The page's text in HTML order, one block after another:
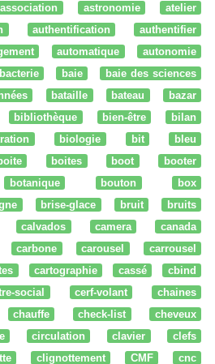
association astronomie
atelier
authentification
authentifier
automatique
autonomie
bacterie baie
baie des sciences
bataille bateau
bazar
bibliothèque bien-être
bilan
biologie bit
bleu
boites boot
booter
botanique bouton
box
brise-glace bruit
bruits
calvados camera
canada
carbone carousel
carrousel
cartographie cassé
cbind
social cerf-volant
chaines
chauffe check-list
cheveux
circulation clavier
clefs
clignottement CMF
cnc